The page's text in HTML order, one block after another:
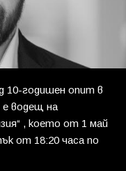
10-годишен опит в
е водещ на
, което от 1 май
от 18:20 часа по